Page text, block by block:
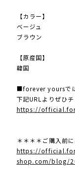
【カラー】
ベージュ
ブラウン
【原産国】
韓国
■forever yoursでは
下記URLよりぜひ
https://
＊＊＊＊ご購入前
https://
shop.com/blog/